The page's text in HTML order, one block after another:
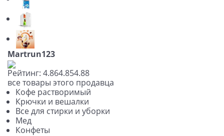
Martrun123
Рейтинг: 4.864.854.88
все товары этого продавца
Кофе растворимый
Крючки и вешалки
Все для стирки и уборки
Мед
Конфеты